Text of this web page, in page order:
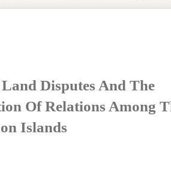
Disputes And The
Of Relations Among
Islands